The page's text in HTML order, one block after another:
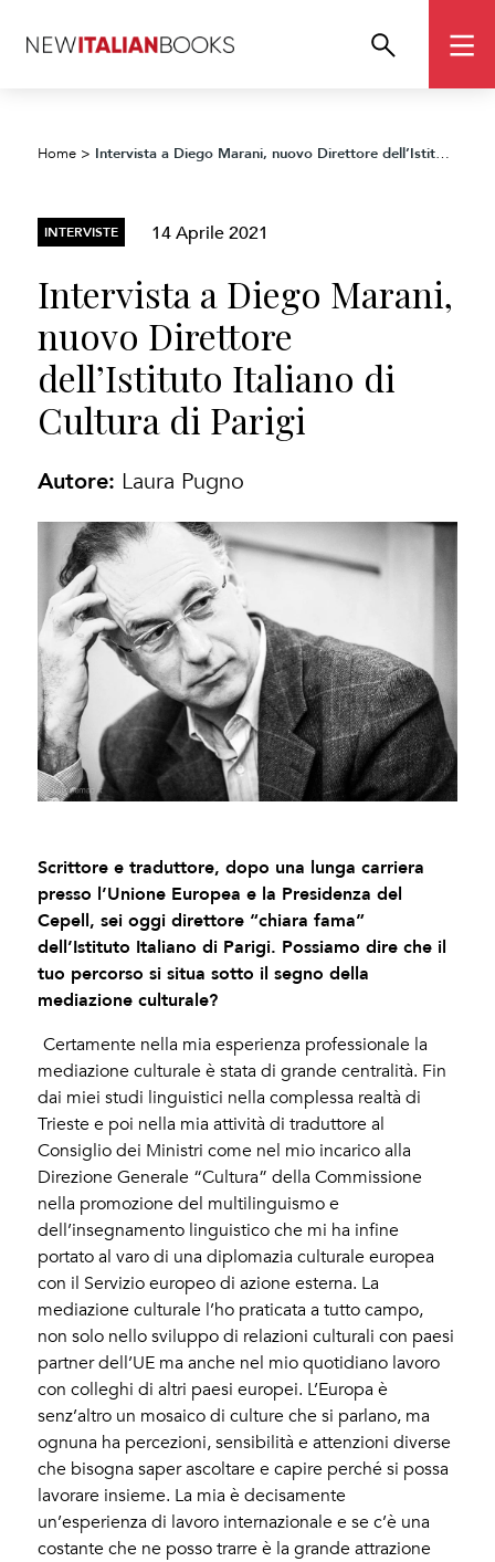
Home > Intervista a Diego Marani, nuovo Direttore dell’Istituto Italiano di Cultura di Parigi
INTERVISTE 14 Aprile 2021
Intervista a Diego Marani,
nuovo Direttore
dell’Istituto Italiano di
Cultura di Parigi
Autore: Laura Pugno
Scrittore e traduttore, dopo una lunga carriera
presso l’Unione Europea e la Presidenza del
Cepell, sei oggi direttore “chiara fama”
dell’Istituto Italiano di Parigi. Possiamo dire che il
tuo percorso si situa sotto il segno della
mediazione culturale?
Certamente nella mia esperienza professionale la
mediazione culturale è stata di grande centralità. Fin
dai miei studi linguistici nella complessa realtà di
Trieste e poi nella mia attività di traduttore al
Consiglio dei Ministri come nel mio incarico alla
Direzione Generale “Cultura” della Commissione
nella promozione del multilinguismo e
dell’insegnamento linguistico che mi ha infine
portato al varo di una diplomazia culturale europea
con il Servizio europeo di azione esterna. La
mediazione culturale l’ho praticata a tutto campo,
non solo nello sviluppo di relazioni culturali con paesi
partner dell’UE ma anche nel mio quotidiano lavoro
con colleghi di altri paesi europei. L’Europa è
senz’altro un mosaico di culture che si parlano, ma
ognuna ha percezioni, sensibilità e attenzioni diverse
che bisogna saper ascoltare e capire perché si possa
lavorare insieme. La mia è decisamente
un’esperienza di lavoro internazionale e se c’è una
costante che ne posso trarre è la grande attrazione